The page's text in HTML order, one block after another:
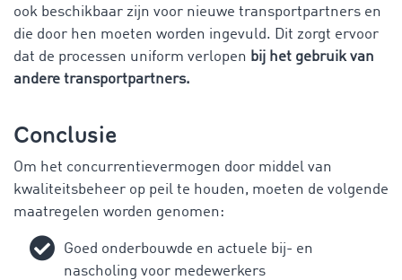
ook beschikbaar zijn voor nieuwe transportpartners en
die door hen moeten worden ingevuld. Dit zorgt ervoor
dat de processen uniform verlopen bij het gebruik van
andere transportpartners.
Conclusie
Om het concurrentievermogen door middel van
kwaliteitsbeheer op peil te houden, moeten de volgende
maatregelen worden genomen:
Goed onderbouwde en actuele bij- en
nascholing voor medewerkers